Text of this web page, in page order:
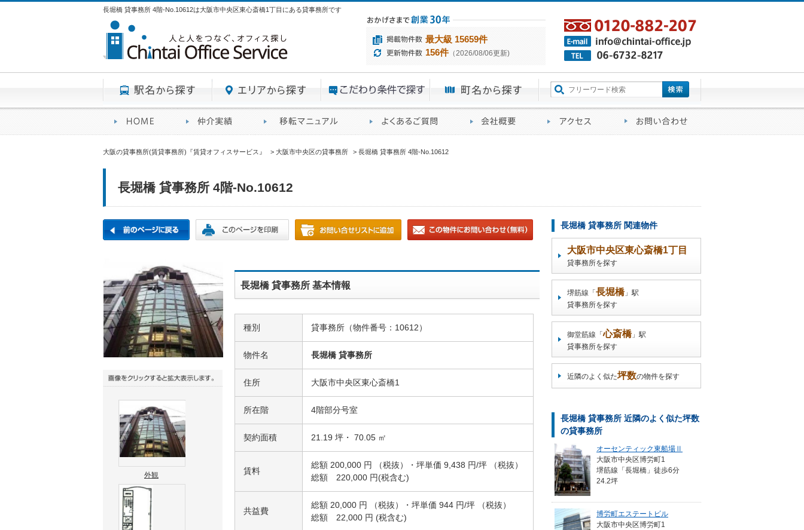
長堀橋 貸事務所 4階-No.10612は大阪市中央区東心斎橋1丁目にある貸事務所です
最大級 15659件
156件（2026/08/06更新)
大阪の貸事務所(賃貸事務所)『賃貸オフィスサービス』 大阪市中央区の貸事務所 長堀橋 貸事務所 4階-No.10612
長堀橋 貸事務所 4階-No.10612
外観
長堀橋 貸事務所 基本情報
種別 貸事務所（物件番号：10612）
物件名 長堀橋 貸事務所
住所 大阪市中央区東心斎橋1
所在階 4階部分号室
契約面積 21.19 坪・ 70.05 ㎡
賃料
総額 200,000 円 （税抜）・坪単価 9,438 円/坪 （税抜）
総額 220,000 円(税含む)
共益費
総額 20,000 円 （税抜）・坪単価 944 円/坪 （税抜）
総額 22,000 円 (税含む)
長堀橋 貸事務所 関連物件
大阪市中央区東心斎橋1丁目
貸事務所を探す
堺筋線「 長堀橋」駅
貸事務所を探す
御堂筋線「心斎橋」駅
貸事務所を探す
近隣のよく似た坪数の物件を探す
長堀橋 貸事務所 近隣のよく似た坪数
の貸事務所
オーセンティック東船場Ⅱ
大阪市中央区博労町1
堺筋線「長堀橋」徒歩6分
24.2坪
博労町エステートビル
大阪市中央区博労町1